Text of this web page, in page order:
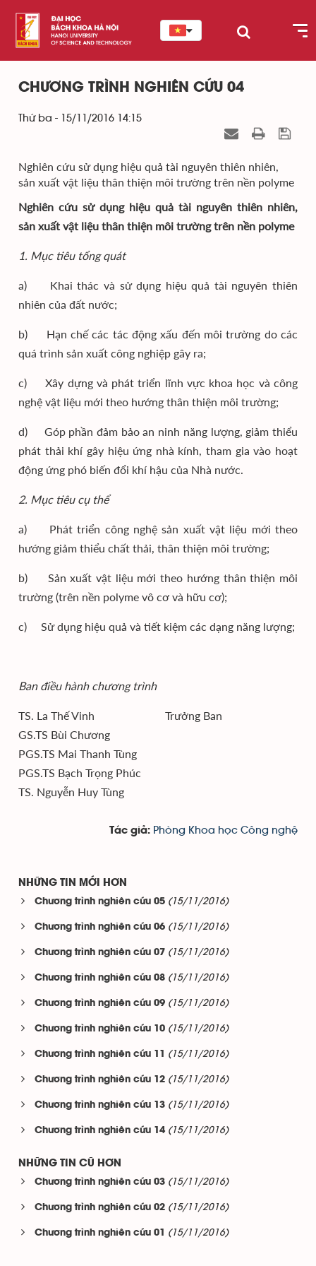
CHƯƠNG TRÌNH NGHIÊN CỨU 04
Thứ ba - 15/11/2016 14:15
Nghiên cứu sử dụng hiệu quả tài nguyên thiên nhiên,
sản xuất vật liệu thân thiện môi trường trên nền polyme
Nghiên cứu sử dụng hiệu quả tài nguyên thiên nhiên,
sản xuất vật liệu thân thiện môi trường trên nền polyme
1. Mục tiêu tổng quát
a) Khai thác và sử dụng hiệu quả tài nguyên thiên
nhiên của đất nước;
b) Hạn chế các tác động xấu đến môi trường do các
quá trình sản xuất công nghiệp gây ra;
c) Xây dựng và phát triển lĩnh vực khoa học và công
nghệ vật liệu mới theo hướng thân thiện môi trường;
d) Góp phần đảm bảo an ninh năng lượng, giảm thiểu
phát thải khí gây hiệu ứng nhà kính, tham gia vào hoạt
động ứng phó biến đổi khí hậu của Nhà nước.
2. Mục tiêu cụ thể
a) Phát triển công nghệ sản xuất vật liệu mới theo
hướng giảm thiểu chất thải, thân thiện môi trường;
b) Sản xuất vật liệu mới theo hướng thân thiện môi
trường (trên nền polyme vô cơ và hữu cơ);
c) Sử dụng hiệu quả và tiết kiệm các dạng năng lượng;
Ban điều hành chương trình
TS. La Thế Vinh Trưởng Ban
GS.TS Bùi Chương
PGS.TS Mai Thanh Tùng
PGS.TS Bạch Trọng Phúc
TS. Nguyễn Huy Tùng
Tác giả: Phòng Khoa học Công nghệ
NHỮNG TIN MỚI HƠN
Chương trình nghiên cứu 05 (15/11/2016)
Chương trình nghiên cứu 06 (15/11/2016)
Chương trình nghiên cứu 07 (15/11/2016)
Chương trình nghiên cứu 08 (15/11/2016)
Chương trình nghiên cứu 09 (15/11/2016)
Chương trình nghiên cứu 10 (15/11/2016)
Chương trình nghiên cứu 11 (15/11/2016)
Chương trình nghiên cứu 12 (15/11/2016)
Chương trình nghiên cứu 13 (15/11/2016)
Chương trình nghiên cứu 14 (15/11/2016)
NHỮNG TIN CŨ HƠN
Chương trình nghiên cứu 03 (15/11/2016)
Chương trình nghiên cứu 02 (15/11/2016)
Chương trình nghiên cứu 01 (15/11/2016)